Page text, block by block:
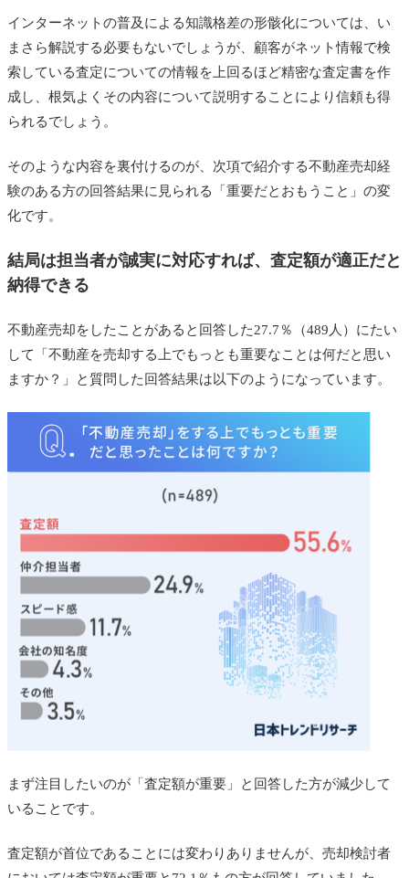
インターネットの普及による知識格差の形骸化については、い
まさら解説する必要もないでしょうが、顧客がネット情報で検
索している査定についての情報を上回るほど精密な査定書を作
成し、根気よくその内容について説明することにより信頼も得
られるでしょう。
そのような内容を裏付けるのが、次項で紹介する不動産売却経
験のある方の回答結果に見られる「重要だとおもうこと」の変
化です。
結局は担当者が誠実に対応すれば、査定額が適正だと
納得できる
不動産売却をしたことがあると回答した27.7％（489人）にたい
して「不動産を売却する上でもっとも重要なことは何だと思い
ますか？」と質問した回答結果は以下のようになっています。
まず注目したいのが「査定額が重要」と回答した方が減少して
いることです。
査定額が首位であることには変わりありませんが、売却検討者